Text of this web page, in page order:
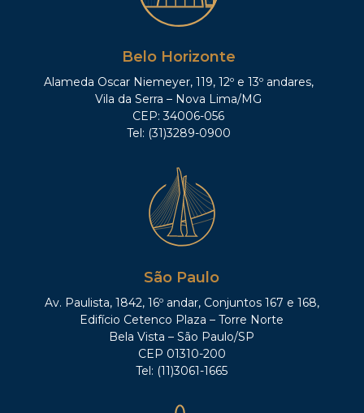
Belo Horizonte
Alameda Oscar Niemeyer, 119, 12º e 13º andares,
Vila da Serra – Nova Lima/MG
CEP: 34006-056
Tel: (31)3289-0900
São Paulo
Av. Paulista, 1842, 16º andar, Conjuntos 167 e 168,
Edifício Cetenco Plaza – Torre Norte
Bela Vista – São Paulo/SP
CEP 01310-200
Tel: (11)3061-1665